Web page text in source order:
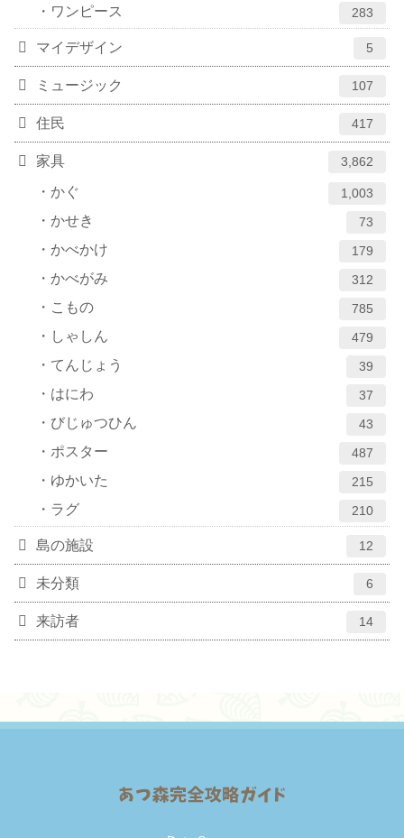
ワンピース 283
マイデザイン 5
ミュージック 107
住民 417
家具 3,862
かぐ 1,003
かせき 73
かべかけ 179
かべがみ 312
こもの 785
しゃしん 479
てんじょう 39
はにわ 37
びじゅつひん 43
ポスター 487
ゆかいた 215
ラグ 210
島の施設 12
未分類 6
来訪者 14